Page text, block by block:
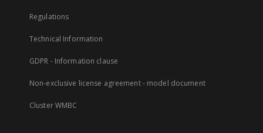
Regulations
Technical Information
GDPR - Information clause
Non-exclusive license agreement - model document
Cluster WMBC